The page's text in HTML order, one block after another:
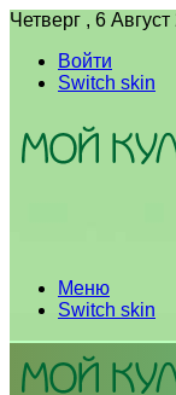
Четверг , 6
Войти
Switch skin
Меню
Switch skin